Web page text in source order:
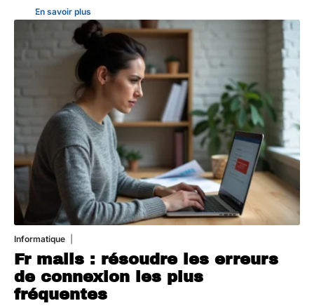
En savoir plus
Informatique
Fr mails : résoudre les erreurs
de connexion les plus
fréquentes